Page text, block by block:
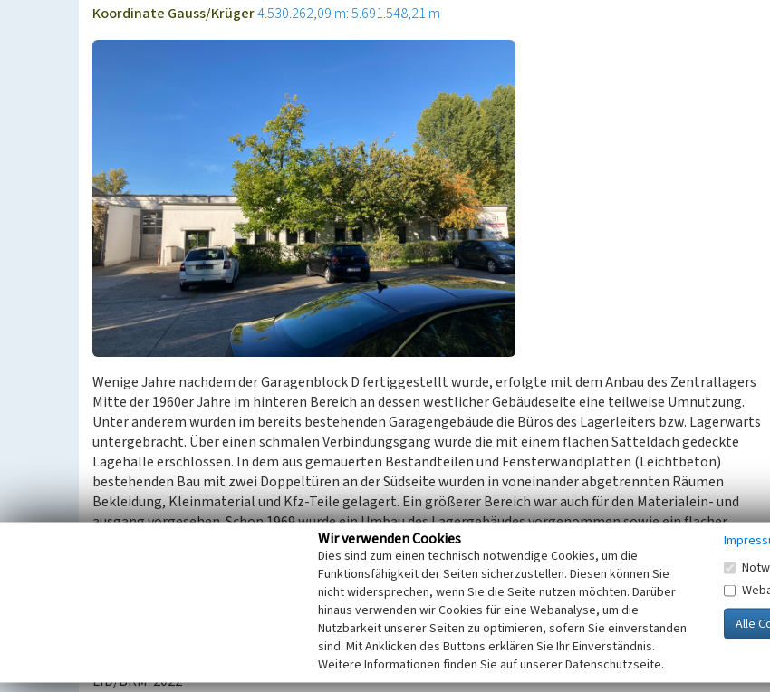
Koordinate Gauss/Krüger4.530.262,09 m: 5.691.548,21 m
Wenige Jahre nachdem der Garagenblock D fertiggestellt wurde, erfolgte mit dem Anbau des Zentrallagers
Mitte der 1960er Jahre im hinteren Bereich an dessen westlicher Gebäudeseite eine teilweise Umnutzung.
Unter anderem wurden im bereits bestehenden Garagengebäude die Büros des Lagerleiters bzw. Lagerwarts
untergebracht. Über einen schmalen Verbindungsgang wurde die mit einem flachen Satteldach gedeckte
Lagehalle erschlossen. In dem aus gemauerten Bestandteilen und Fensterwandplatten (Leichtbeton)
bestehenden Bau mit zwei Doppeltüren an der Südseite wurden in voneinander abgetrennten Räumen
Bekleidung, Kleinmaterial und Kfz-Teile gelagert. Ein größerer Bereich war auch für den Materialein- und
ausgang vorgesehen. Schon 1969 wurde ein Umbau des Lagergebäudes vorgenommen sowie ein flacher,
pultdachgedeckter Anbau an dessen Südseite positioniert mit dem Ziel der Unterbringung einer
elektronischen Datenverarbeitungsanlage und Etablierung einer zentralen Rechenstation im Umfang von 21
Arbeitsplätzen. Ehemalige Lagerhalle und Anbauten an dessen Süd- und Westseite wurden für eine weitere
Nutzung leicht überformt, sind aber in ihrer Grundsubstanz erhalten.
Die Etablierung eines Rechenzentrums Ende der 1060er Jahre verweist auf die Anfänge der Etablierung von
Computertechnik in der DDR im Allgemeinen und für die Zwecke der Bodenerkundung im Besonderen.
LfD/BKM-2022
Wir verwenden Cookies
Dies sind zum einen technisch notwendige Cookies, um die
Funktionsfähigkeit der Seiten sicherzustellen. Diesen können Sie
nicht widersprechen, wenn Sie die Seite nutzen möchten. Darüber
hinaus verwenden wir Cookies für eine Webanalyse, um die
Nutzbarkeit unserer Seiten zu optimieren, sofern Sie einverstanden
sind. Mit Anklicken des Buttons erklären Sie Ihr Einverständnis.
Weitere Informationen finden Sie auf unserer Datenschutzseite.